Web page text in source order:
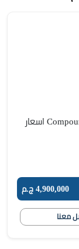
كمبوند ترو التجمع الخامس Compound Tru New Cairo اسعار
4,900,000 ج.م
معنا